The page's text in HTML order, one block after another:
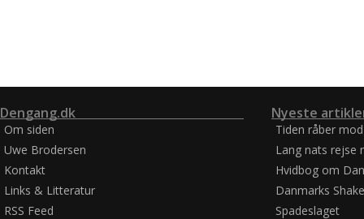
Dengang.dk
Om siden
Uwe Brodersen
Kontakt
Links & Litteratur
RSS Feed
Nyeste
Tiden råber
Lang nats rejse
Hvidbog om
Danmarks
Spadeslaget